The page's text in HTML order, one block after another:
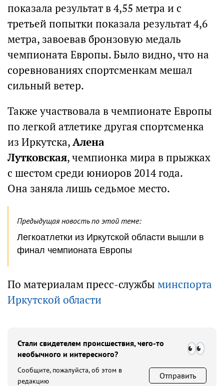
показала результат в 4,55 метра и с
третьей попытки показала результат 4,6
метра, завоевав бронзовую медаль
чемпионата Европы. Было видно, что на
соревнованиях спортсменкам мешал
сильный ветер.
Также участвовала в чемпионате Европы
по легкой атлетике другая спортсменка
из Иркутска,Алена
Лутковская, чемпионка мира в прыжках
с шестом среди юниоров 2014 года.
Она заняла лишь седьмое место.
Предыдущая новость по этой теме:
Легкоатлетки из Иркутской области вышли в
финал чемпионата Европы
По материалам пресс-службы минспорта
Иркутской области
Стали свидетелем происшествия, чего-то
необычного и интересного?
Сообщите, пожалуйста, об этом в
редакцию
Отправить